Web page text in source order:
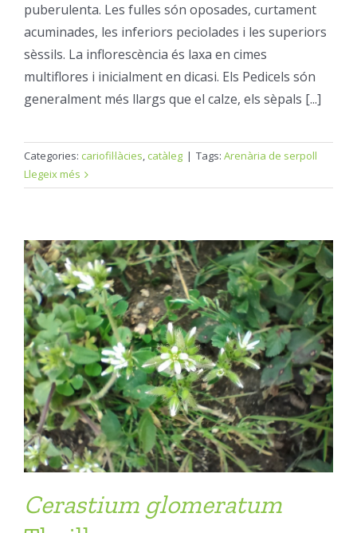
puberulenta. Les fulles són oposades, curtament
acuminades, les inferiors peciolades i les superiors
sèssils. La inflorescència és laxa en cimes
multiflores i inicialment en dicasi. Els Pedicels són
generalment més llargs que el calze, els sèpals [...]
Categories: cariofil·làcies, catàleg | Tags: Arenària de serpoll
Llegeix més
Cerastium glomeratum